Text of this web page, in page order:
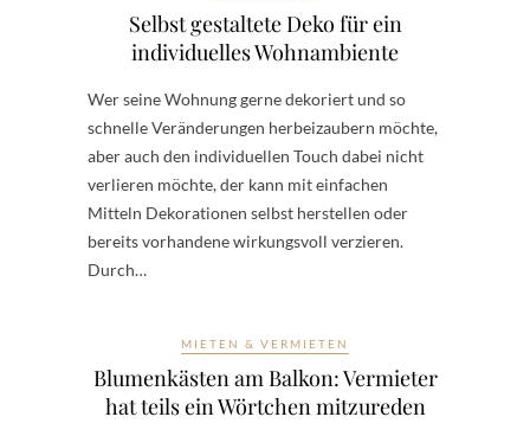
Selbst gestaltete Deko für ein
individuelles Wohnambiente
Wer seine Wohnung gerne dekoriert und so
schnelle Veränderungen herbeizaubern möchte,
aber auch den individuellen Touch dabei nicht
verlieren möchte, der kann mit einfachen
Mitteln Dekorationen selbst herstellen oder
bereits vorhandene wirkungsvoll verzieren.
Durch…
MIETEN & VERMIETEN
Blumenkästen am Balkon: Vermieter
hat teils ein Wörtchen mitzureden